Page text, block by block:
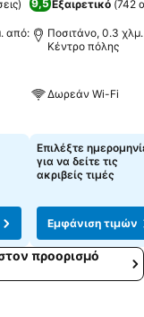
)
από:
9,5 Εξαιρετικό (742
Ποσιτάνο, 0.3
Κέντρο πόλης
Δωρεάν Wi-Fi
Επιλέξτε
για να δείτε τις
ακριβείς τιμές
Εμφάνιση τιμών
προορισμό